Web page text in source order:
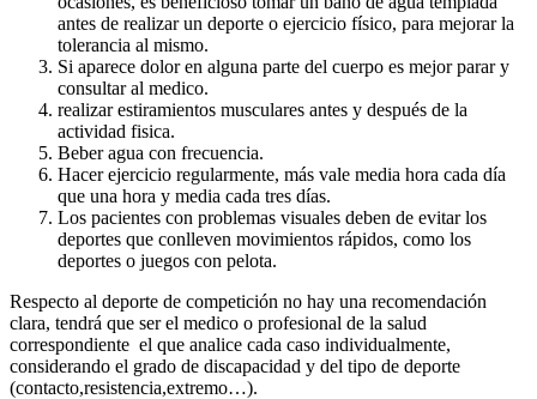
antes de realizar un deporte o ejercicio físico, para mejorar la
tolerancia al mismo.
Si aparece dolor en alguna parte del cuerpo es mejor parar y
consultar al medico.
realizar estiramientos musculares antes y después de la
actividad fisica.
Beber agua con frecuencia.
Hacer ejercicio regularmente, más vale media hora cada día
que una hora y media cada tres días.
Los pacientes con problemas visuales deben de evitar los
deportes que conlleven movimientos rápidos, como los
deportes o juegos con pelota.
Respecto al deporte de competición no hay una recomendación
clara, tendrá que ser el medico o profesional de la salud
correspondiente el que analice cada caso individualmente,
considerando el grado de discapacidad y del tipo de deporte
(contacto,resistencia,extremo…).